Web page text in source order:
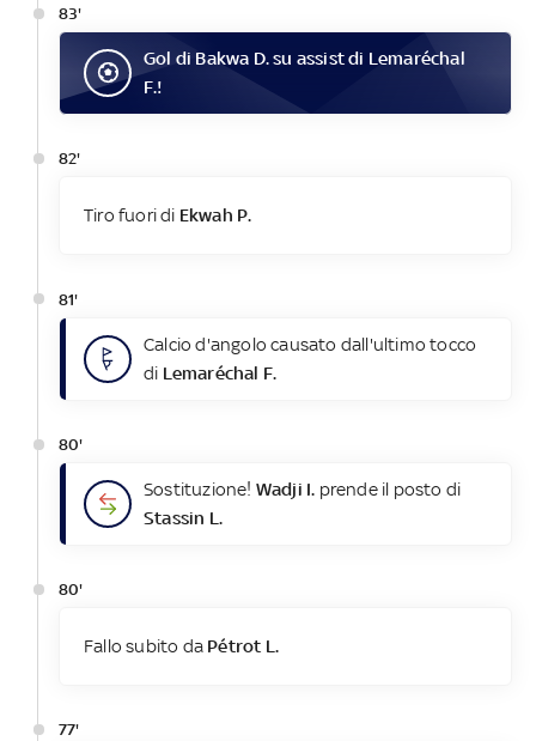
83'
Gol di Bakwa D.su assist di Lemaréchal
F.!
82'
Tiro fuori di Ekwah P.
81'
Calcio d'angolo causato dall'ultimo tocco
di Lemaréchal F.
80'
Sostituzione! Wadji I. prende il posto di
Stassin L.
80'
Fallo subito da Pétrot L.
77'